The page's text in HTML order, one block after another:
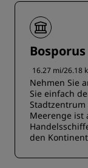
Bosporus
16.27 mi/26.18
Nehmen Sie
Sie einfach
Stadtzentrum
Meerenge ist
den